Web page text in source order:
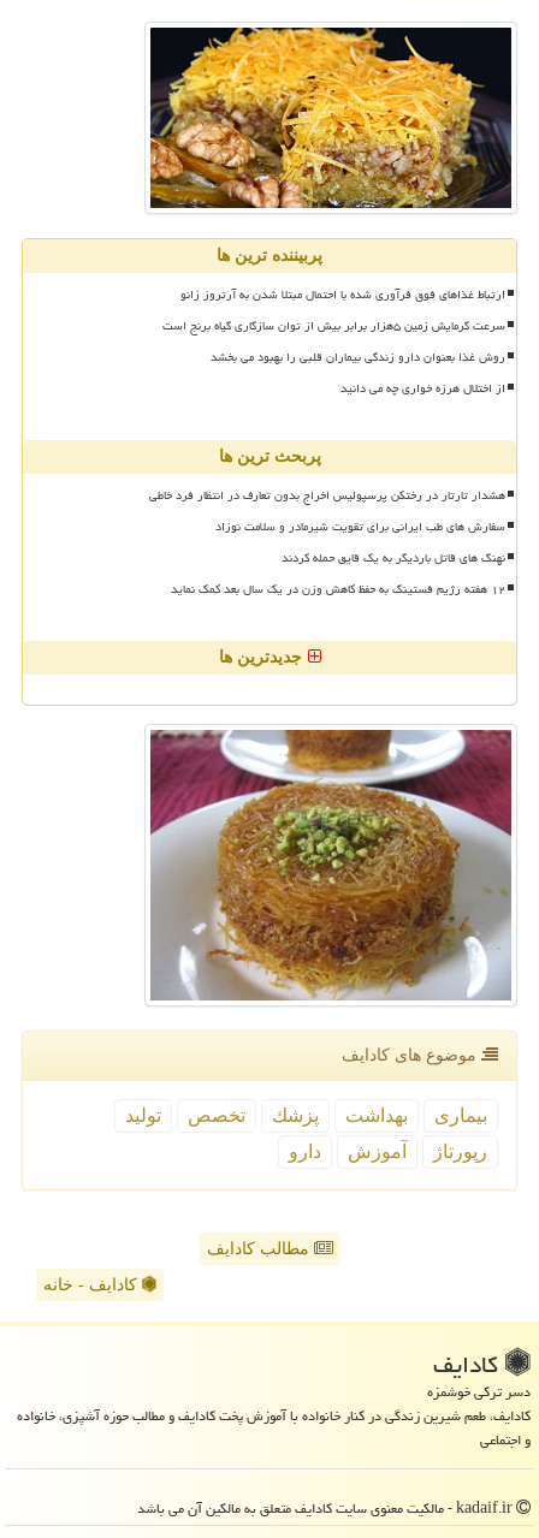
پربیننده ترین ها
ارتباط غذاهای فوق فرآوری شده با احتمال مبتلا شدن به آرتروز زانو
سرعت گرمایش زمین ۵هزار برابر بیش از توان سازگاری گیاه برنج است
روش غذا بعنوان دارو زندگی بیماران قلبی را بهبود می بخشد
از اختلال هرزه خواری چه می دانید
پربحث ترین ها
هشدار تارتار در رختکن پرسپولیس اخراج بدون تعارف در انتظار فرد خاطی
سفارش های طب ایرانی برای تقویت شیرمادر و سلامت نوزاد
نهنگ های قاتل باردیگر به یک قایق حمله کردند
۱۲ هفته رژیم فستینگ به حفظ کاهش وزن در یک سال بعد کمک نماید
جدیدترین ها
موضوع های كادایف
بیماری بهداشت پزشك تخصص
تولید
رپورتاژ
آموزش دارو
مطالب کادایف
کادایف - خانه
كادایف
دسر ترکی خوشمزه
کادایف، طعم شیرین زندگی در کنار خانواده با آموزش پخت کادایف و مطالب حوزه آشپزی، خانواده
و اجتماعی